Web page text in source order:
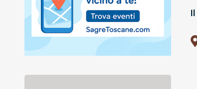
Il